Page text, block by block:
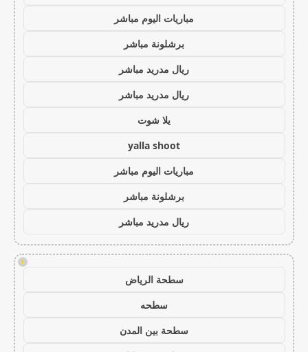
مباريات اليوم مباشر
برشلونة مباشر
ريال مدريد مباشر
ريال مدريد مباشر
يلا شوت
yalla shoot
مباريات اليوم مباشر
برشلونة مباشر
ريال مدريد مباشر
!
سطحة الرياض
سطحه
سطحة بين المدن